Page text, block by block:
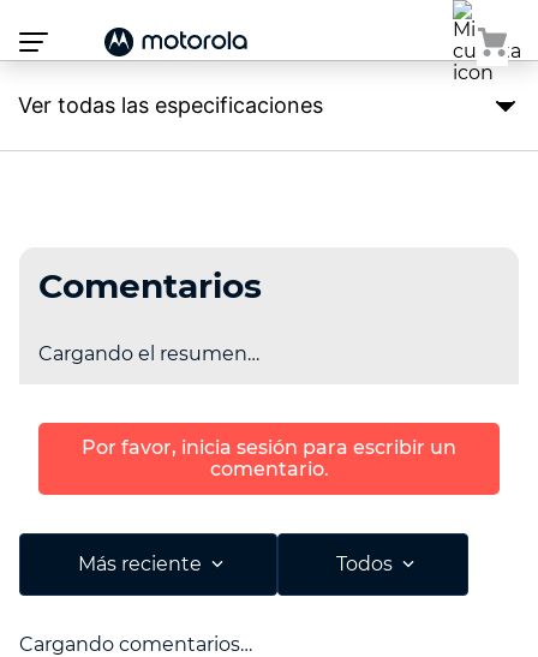
Este
sitio
con
un
Ver todas las especificaciones
Comentarios
Cargando el resumen…
Por favor, inicia sesión para escribir un
comentario.
Más reciente Todos
Cargando comentarios…